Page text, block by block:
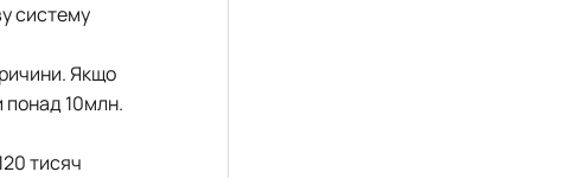
систему
Якщо
понад 10млн.
тисяч